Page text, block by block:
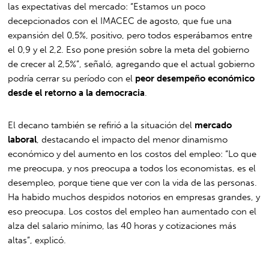
las expectativas del mercado: “Estamos un poco
decepcionados con el IMACEC de agosto, que fue una
expansión del 0,5%, positivo, pero todos esperábamos entre
el 0,9 y el 2,2. Eso pone presión sobre la meta del gobierno
de crecer al 2,5%”, señaló, agregando que el actual gobierno
podría cerrar su período con el peor desempeño económico
desde el retorno a la democracia
El decano también se refirió a la situación del mercado
laboral , destacando el impacto del menor dinamismo
económico y del aumento en los costos del empleo: “Lo que
me preocupa, y nos preocupa a todos los economistas, es el
desempleo, porque tiene que ver con la vida de las personas.
Ha habido muchos despidos notorios en empresas grandes, y
eso preocupa. Los costos del empleo han aumentado con el
alza del salario mínimo, las 40 horas y cotizaciones más
altas”, explicó.